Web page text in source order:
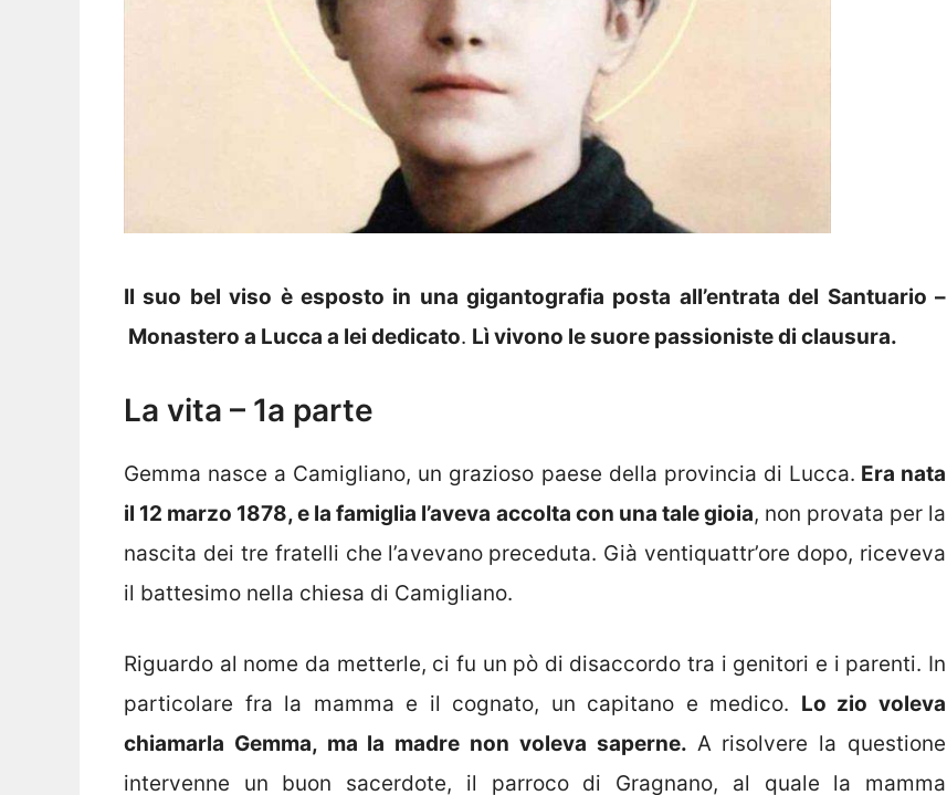
Il suo bel viso è esposto in una gigantografia posta all’entrata del Santuario –
Monastero a Lucca a lei dedicato. Lì vivono le suore passioniste di clausura.
La vita – 1a parte
Gemma nasce a Camigliano, un grazioso paese della provincia di Lucca. Era nata
il 12 marzo 1878, e la famiglia l’aveva accolta con una tale gioia, non provata per la
nascita dei tre fratelli che l’avevano preceduta. Già ventiquattr’ore dopo, riceveva
il battesimo nella chiesa di Camigliano.
Riguardo al nome da metterle, ci fu un pò di disaccordo tra i genitori e i parenti. In
particolare fra la mamma e il cognato, un capitano e medico. Lo zio voleva
chiamarla Gemma, ma la madre non voleva saperne. A risolvere la questione
intervenne un buon sacerdote, il parroco di Gragnano, al quale la mamma